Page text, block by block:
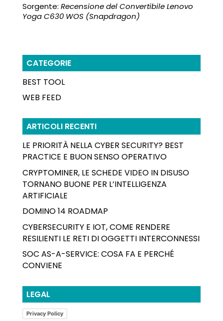
Sorgente: Recensione del Convertibile Lenovo
Yoga C630 WOS (Snapdragon)
CATEGORIE
BEST TOOL
WEB FEED
ARTICOLI RECENTI
LE PRIORITÀ NELLA CYBER SECURITY? BEST
PRACTICE E BUON SENSO OPERATIVO
CRYPTOMINER, LE SCHEDE VIDEO IN DISUSO
TORNANO BUONE PER L’INTELLIGENZA
ARTIFICIALE
DOMINO 14 ROADMAP
CYBERSECURITY E IOT, COME RENDERE
RESILIENTI LE RETI DI OGGETTI INTERCONNESSI
SOC AS-A-SERVICE: COSA FA E PERCHÉ
CONVIENE
LEGAL
Privacy Policy